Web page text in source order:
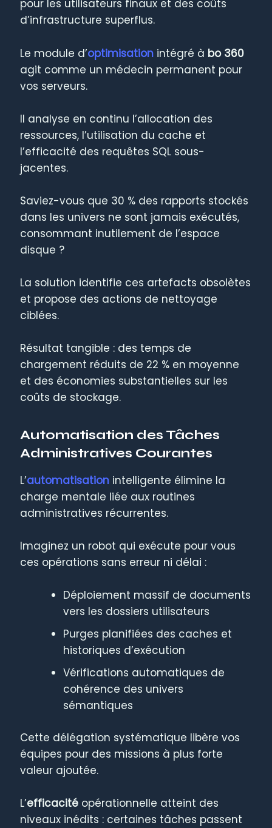
pour les utilisateurs finaux et des coûts
d’infrastructure superflus.
Le module d’optimisation intégré à bo 360
agit comme un médecin permanent pour
vos serveurs.
Il analyse en continu l’allocation des
ressources, l’utilisation du cache et
l’efficacité des requêtes SQL sous-
jacentes.
Saviez-vous que 30 % des rapports stockés
dans les univers ne sont jamais exécutés,
consommant inutilement de l’espace
disque ?
La solution identifie ces artefacts obsolètes
et propose des actions de nettoyage
ciblées.
Résultat tangible : des temps de
chargement réduits de 22 % en moyenne
et des économies substantielles sur les
coûts de stockage.
Automatisation des Tâches
Administratives Courantes
L’automatisation intelligente élimine la
charge mentale liée aux routines
administratives récurrentes.
Imaginez un robot qui exécute pour vous
ces opérations sans erreur ni délai :
Déploiement massif de documents
vers les dossiers utilisateurs
Purges planifiées des caches et
historiques d’exécution
Vérifications automatiques de
cohérence des univers
sémantiques
Cette délégation systématique libère vos
équipes pour des missions à plus forte
valeur ajoutée.
L’efficacité opérationnelle atteint des
niveaux inédits : certaines tâches passent